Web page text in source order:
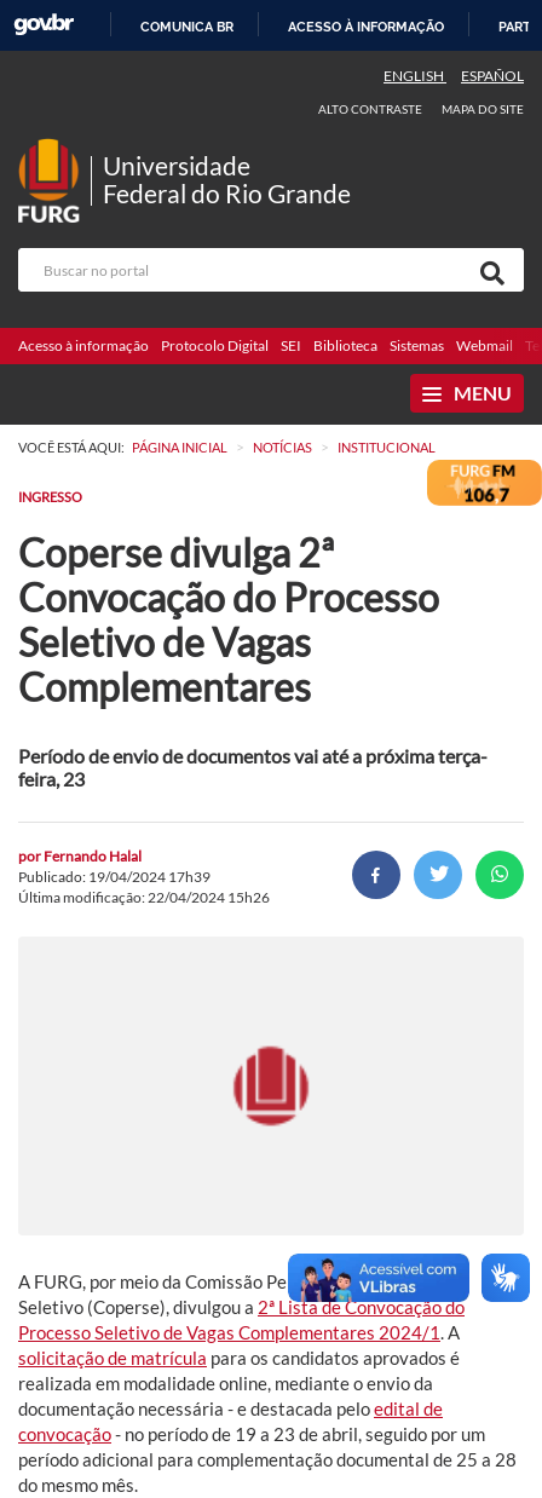
COMUNICA BR ACESSO À INFORMAÇÃO
ENGLISH ESPAÑOL
ALTO CONTRASTE MAPA DO SITE
Universidade
Federal do Rio Grande
Acesso à informação Protocolo Digital SEI Biblioteca Sistemas Webmail
MENU
VOCÊ ESTÁ AQUI: PÁGINA INICIAL > NOTÍCIAS > INSTITUCIONAL
INGRESSO
Coperse divulga 2ª
Convocação do Processo
Seletivo de Vagas
Complementares
Período de envio de documentos vai até a próxima terça-
feira, 23
por Fernando Halal
Publicado: 19/04/2024 17h39
Última modificação: 22/04/2024 15h26
A FURG, por meio da Comissão Permanente do Processo
Seletivo (Coperse), divulgou a 2ª Lista de Convocação do
Processo Seletivo de Vagas Complementares 2024/1. A
solicitação de matrícula para os candidatos aprovados é
realizada em modalidade online, mediante o envio da
documentação necessária - e destacada peloedital de
convocação- no período de 19 a 23 de abril, seguido por um
período adicional para complementação documental de 25 a 28
do mesmo mês.